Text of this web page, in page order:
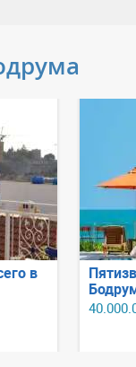
в
линии